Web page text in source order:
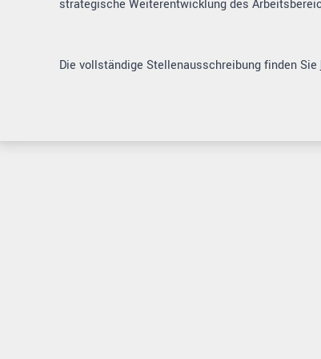
strategische Weiterentwicklung des
Die vollständige Stellenausschreibung finden Sie